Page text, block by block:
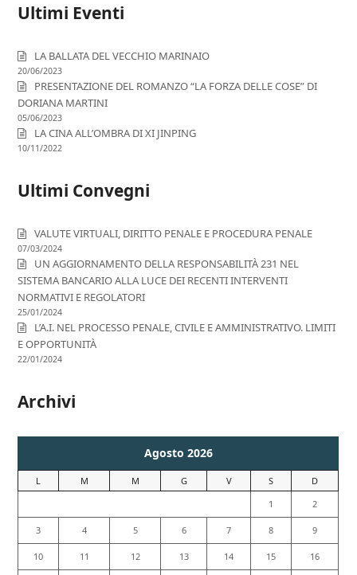
Ultimi Eventi
LA BALLATA DEL VECCHIO MARINAIO
20/06/2023
PRESENTAZIONE DEL ROMANZO “LA FORZA DELLE COSE” DI
DORIANA MARTINI
05/06/2023
LA CINA ALL’OMBRA DI XI JINPING
10/11/2022
Ultimi Convegni
VALUTE VIRTUALI, DIRITTO PENALE E PROCEDURA PENALE
07/03/2024
UN AGGIORNAMENTO DELLA RESPONSABILITÀ 231 NEL
SISTEMA BANCARIO ALLA LUCE DEI RECENTI INTERVENTI
NORMATIVI E REGOLATORI
25/01/2024
L’A.I. NEL PROCESSO PENALE, CIVILE E AMMINISTRATIVO. LIMITI
E OPPORTUNITÀ
22/01/2024
Archivi
Agosto 2026
L M M G V S
D
1
2
3 4 5 6 7 8 9
10 11 12 13 14 15 16